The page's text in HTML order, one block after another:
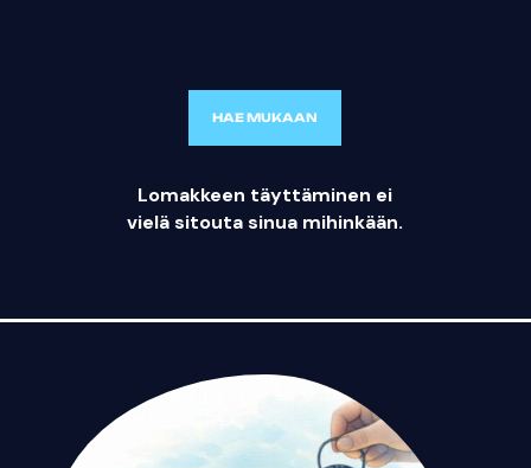
HAE MUKAAN
Lomakkeen täyttäminen ei
vielä sitouta sinua mihinkään.